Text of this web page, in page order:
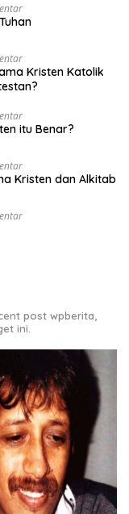
Kristen Katolik
itu Benar?
Kristen dan Alkitab
post wpberita,
ini.